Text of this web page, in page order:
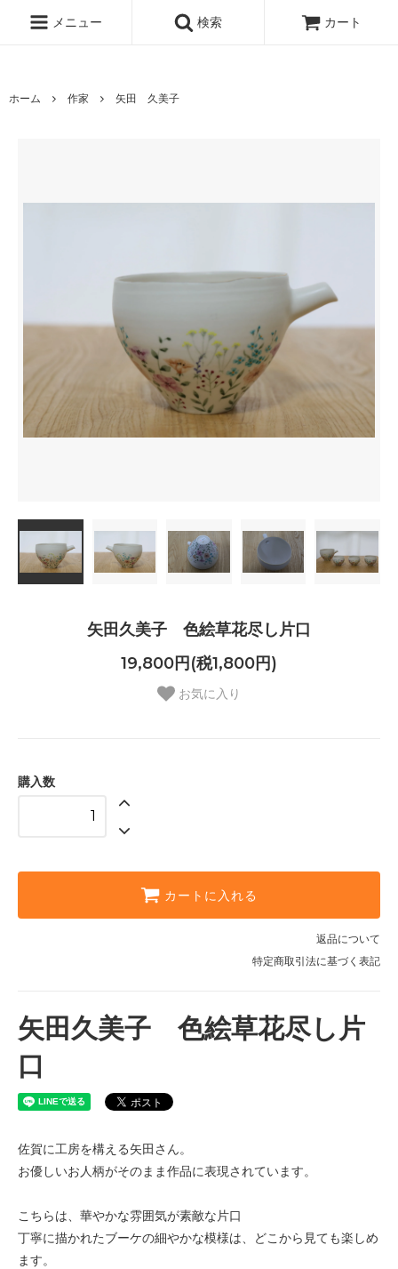
メニュー
検索 カート
ホーム 作家 矢田 久美子
矢田久美子 色絵草花尽し片口
19,800円(税1,800円)
お気に入り
購入数
カートに入れる
返品について
特定商取引法に基づく表記
矢田久美子 色絵草花尽し片
口
佐賀に工房を構える矢田さん。
お優しいお人柄がそのまま作品に表現されています。
こちらは、華やかな雰囲気が素敵な片口
丁寧に描かれたブーケの細やかな模様は、どこから見ても楽しめ
ます。